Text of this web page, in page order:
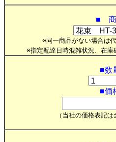
■ 商
※同一商品がない場合は
※指定配達日時混雑状況、在
■数
■価
（当社の価格表記は